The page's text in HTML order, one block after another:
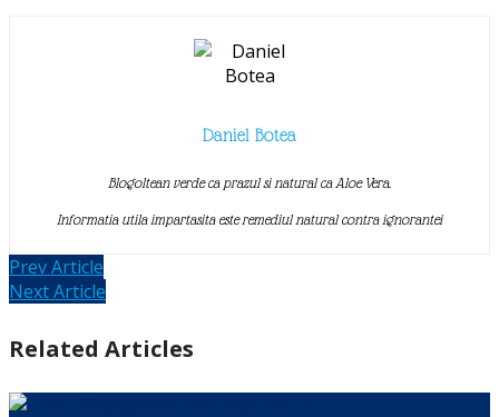
Daniel Botea
Blogoltean verde ca prazul si natural ca Aloe Vera.
Informatia utila impartasita este remediul natural contra ignorantei
Prev Article
Next Article
Related Articles